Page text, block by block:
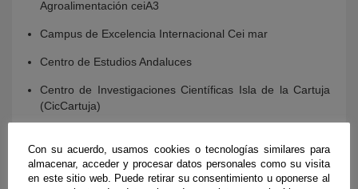
Agroalimentación ceiA3
Campus de Excelencia Internacional Cei mar
Centro de Estudios Andaluces
Centro de Investigaciones Científicas Isla de la Cartuja
(CicCartuja)
Mediterráneos y Biotecnología Agroalimentaria
(CIAMBITAL)
Con su acuerdo, usamos cookies o tecnologías similares para
almacenar, acceder y procesar datos personales como su visita
en este sitio web. Puede retirar su consentimiento u oponerse al